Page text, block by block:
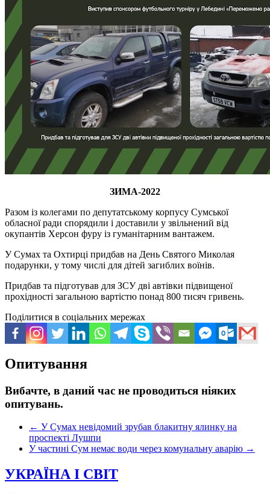
ЗИМА-2022
Разом із колегами по депутатському корпусу Сумської
обласної ради спорядили і доставили у звільнений від
окупантів Херсон фуру із гуманітарним вантажем.
У Сумах та Охтирці придбав на День Святого Миколая
подарунки, у тому числі для дітей загиблих воїнів.
Придбав та підготував для ЗСУ дві автівки підвищеної
прохідності загальною вартістю понад 800 тисяч гривень.
Поділитися в соціальних мережах
Опитування
Вибачте, в даний час не проводиться ніяких
опитувань.
← У Сумах невідомий зрубав блакитну ялинку на
проспекті Лушпи
У частині Сум немає води через комунальну аварію →
УКРАЇНА І СВІТ